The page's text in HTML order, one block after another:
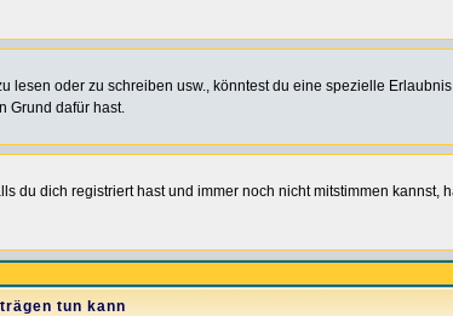
oder zu schreiben usw., könntest du eine spezielle
Grund dafür hast.
dich registriert hast und immer noch nicht mitstimmen kannst,
tun kann